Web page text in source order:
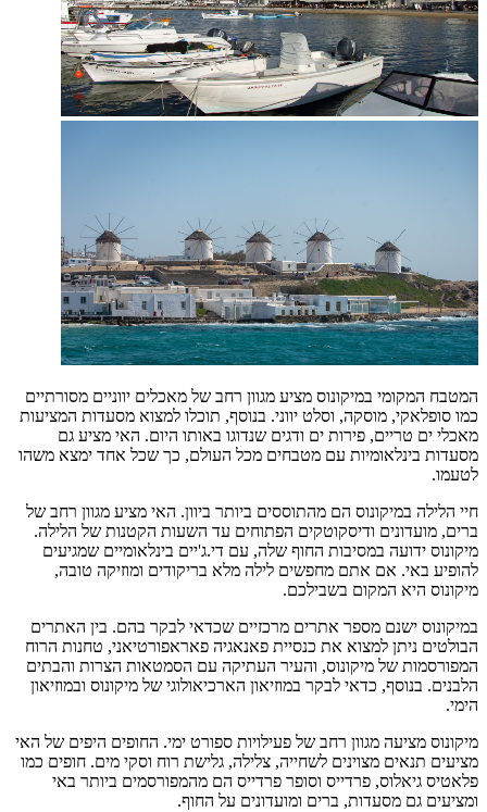
המטבח המקומי במיקונוס מציע מגוון רחב של מאכלים יווניים מסורתיים
כמו סופלאקי, מוסקה, וסלט יווני. בנוסף, תוכלו למצוא מסעדות המציעות
מאכלי ים טריים, פירות ים ודגים שנדוגו באותו היום. האי מציע גם
מסעדות בינלאומיות עם מטבחים מכל העולם, כך שכל אחד ימצא משהו
לטעמו.
חיי הלילה במיקונוס הם מהתוססים ביותר ביוון. האי מציע מגוון רחב של
ברים, מועדונים ודיסקוטקים הפתוחים עד השעות הקטנות של הלילה.
מיקונוס ידועה במסיבות החוף שלה, עם די.ג'יים בינלאומיים שמגיעים
להופיע באי. אם אתם מחפשים לילה מלא בריקודים ומוזיקה טובה,
מיקונוס היא המקום בשבילכם.
במיקונוס ישנם מספר אתרים מרכזיים שכדאי לבקר בהם. בין האתרים
הבולטים ניתן למצוא את כנסיית פאנאגיה פאראפורטיאני, טחנות הרוח
המפורסמות של מיקונוס, והעיר העתיקה עם הסמטאות הצרות והבתים
הלבנים. בנוסף, כדאי לבקר במוזיאון הארכיאולוגי של מיקונוס ובמוזיאון
הימי.
מיקונוס מציעה מגוון רחב של פעילויות ספורט ימי. החופים היפים של האי
מציעים תנאים מצוינים לשחייה, צלילה, גלישת רוח וסקי מים. חופים כמו
פלאטיס גיאלוס, פרדייס וסופר פרדייס הם מהמפורסמים ביותר באי
ומציעים גם מסעדות, ברים ומועדונים על החוף.